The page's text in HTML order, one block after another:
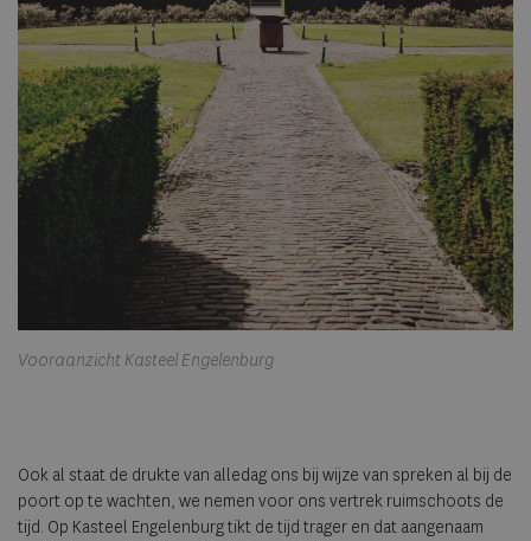
Vooraanzicht Kasteel Engelenburg
Ook al staat de drukte van alledag ons bij wijze van spreken al bij de
poort op te wachten, we nemen voor ons vertrek ruimschoots de
tijd. Op Kasteel Engelenburg tikt de tijd trager en dat aangenaam